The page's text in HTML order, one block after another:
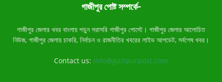
গাজীপুর পোষ্ট সম্পর্কে-
গাজীপুর জেলার খবর বাংলায় পড়ুন সরাসরি গাজীপুর পোস্টে। গাজীপুর জেলার আলোচিত
নিউজ, গাজীপুর জেলায় চাকরি, নির্বাচন ও রাজনীতির খবরের লাইভ আপডেট, সর্বশেষ খবর।
Contact us: info@gazipurpost.com